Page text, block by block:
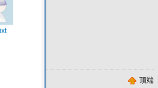
顶端